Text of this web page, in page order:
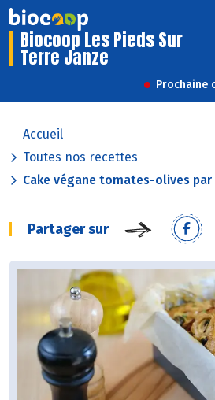
Biocoop Les Pieds Sur
Terre Janze
Prochaine
Accueil
Toutes nos recettes
Cake végane tomates-olives par
Partager sur